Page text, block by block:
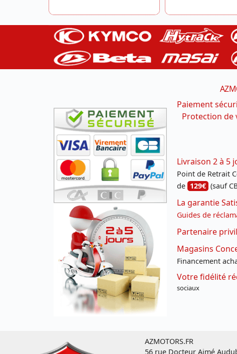
Paiement
Protection de
Livraison 2 à 5
Point de Retrait
de 129€ (sauf
La garantie
Guides de
Partenaire
Magasins
Financement
Votre fidélité
sociaux
AZMOTORS.FR
56 rue Docteur Aimé